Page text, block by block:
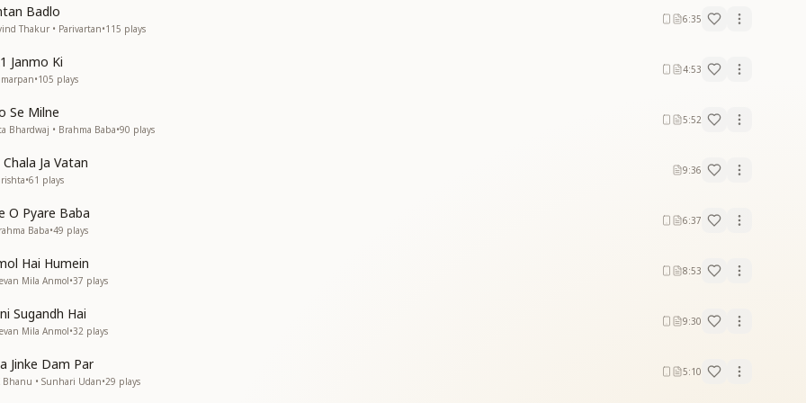
तरस रहे थे हम
रहे थे हम
सकेंगे
सकेंगे
Badlo
Thakur • Parivartan•115 plays
6:35
Janmo Ki
•105 plays
4:53
Se Milne
Bhardwaj • Brahma Baba•90 plays
5:52
Ja Vatan
•61 plays
9:36
O Pyare Baba
Baba•49 plays
6:37
Hai Humein
Mila Anmol•37 plays
8:53
Sugandh Hai
Mila Anmol•32 plays
9:30
Jinke Dam Par
Bhanu • Sunhari Udan•29 plays
5:10